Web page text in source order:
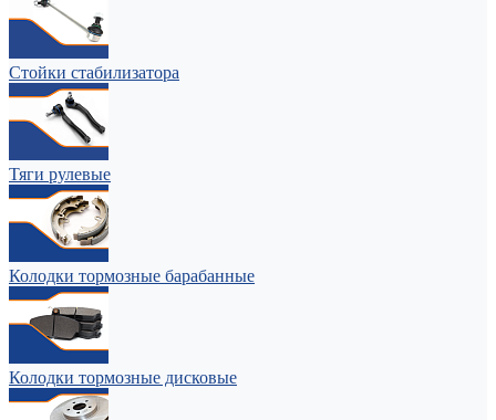
Стойки стабилизатора
Тяги рулевые
Колодки тормозные барабанные
Колодки тормозные дисковые